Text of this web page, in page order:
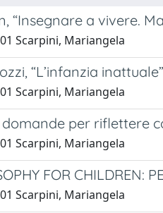
“Insegnare a vivere.
Scarpini, Mariangela
“L’infanzia
Scarpini, Mariangela
per riflettere
Scarpini, Mariangela
FOR CHILDREN:
Scarpini, Mariangela